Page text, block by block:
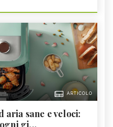
ARTICOLO
sane e veloci:
gi...